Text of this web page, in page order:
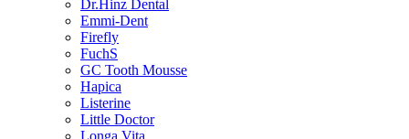
Dr.Hinz Dental
Emmi-Dent
Firefly
FuchS
GC Tooth Mousse
Hapica
Listerine
Little Doctor